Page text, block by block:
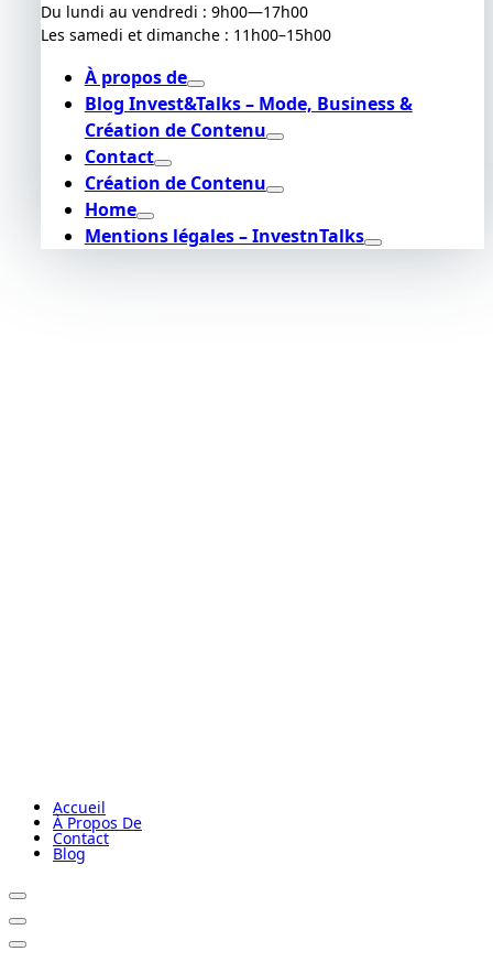
Du lundi au vendredi : 9h00—17h00
Les samedi et dimanche : 11h00–15h00
À propos de
Blog Invest&Talks – Mode, Business &
Création de Contenu
Contact
Création de Contenu
Home
Mentions légales – InvestnTalks
Accueil
À Propos De
Contact
Blog